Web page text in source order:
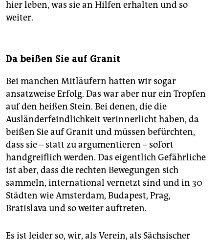
hier leben, was sie an Hilfen erhalten und so
weiter.
Da beißen Sie auf Granit
Bei manchen Mitläufern hatten wir sogar
ansatzweise Erfolg. Das war aber nur ein Tropfen
auf den heißen Stein. Bei denen, die die
Ausländerfeindlichkeit verinnerlicht haben, da
beißen Sie auf Granit und müssen befürchten,
dass sie – statt zu argumentieren – sofort
handgreiflich werden. Das eigentlich Gefährliche
ist aber, dass die rechten Bewegungen sich
sammeln, international vernetzt sind und in 30
Städten wie Amsterdam, Budapest, Prag,
Bratislava und so weiter auftreten.
Es ist leider so, wir, als Verein, als Sächsischer